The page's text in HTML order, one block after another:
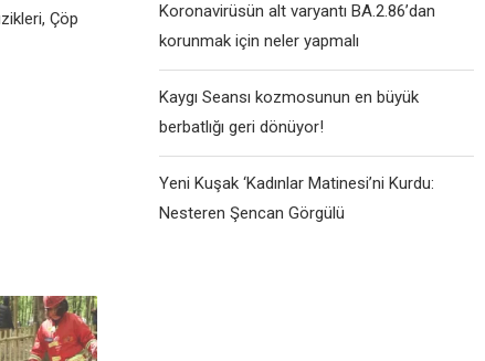
Çöp
Koronavirüsün alt varyantı BA.2.86’dan
korunmak için neler yapmalı
Kaygı Seansı kozmosunun en büyük
berbatlığı geri dönüyor!
Yeni Kuşak ‘Kadınlar Matinesi’ni Kurdu:
Nesteren Şencan Görgülü